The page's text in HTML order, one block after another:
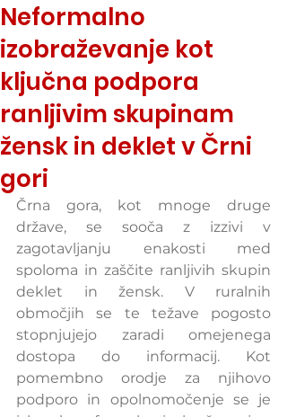
Neformalno
izobraževanje kot
ključna podpora
ranljivim skupinam
žensk in deklet v Črni
gori
Črna gora, kot mnoge druge
države, se sooča z izzivi v
zagotavljanju enakosti med
spoloma in zaščite ranljivih skupin
deklet in žensk. V ruralnih
območjih se te težave pogosto
stopnjujejo zaradi omejenega
dostopa do informacij. Kot
pomembno orodje za njihovo
podporo in opolnomočenje se je